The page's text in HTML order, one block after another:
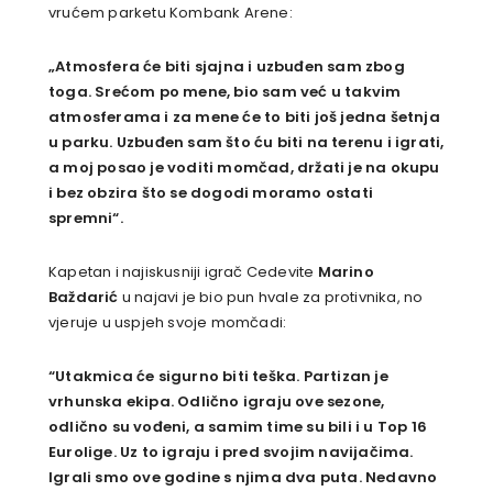
vrućem parketu Kombank Arene:
„Atmosfera će biti sjajna i uzbuđen sam zbog
toga. Srećom po mene, bio sam već u takvim
atmosferama i za mene će to biti još jedna šetnja
u parku. Uzbuđen sam što ću biti na terenu i igrati,
a moj posao je voditi momčad, držati je na okupu
i bez obzira što se dogodi moramo ostati
spremni“.
Kapetan i najiskusniji igrač Cedevite Marino
Baždarić u najavi je bio pun hvale za protivnika, no
vjeruje u uspjeh svoje momčadi:
“Utakmica će sigurno biti teška. Partizan je
vrhunska ekipa. Odlično igraju ove sezone,
odlično su vođeni, a samim time su bili i u Top 16
Eurolige. Uz to igraju i pred svojim navijačima.
Igrali smo ove godine s njima dva puta. Nedavno